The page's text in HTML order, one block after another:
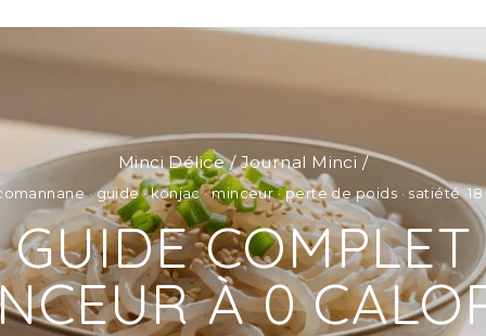
Minci Délice / Journal Minci /
·guide·konjac·minceur·perte de poids · satiété·
À 0